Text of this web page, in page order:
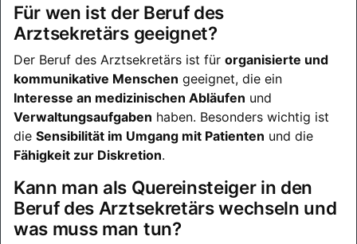
Für wen ist der Beruf des
Arztsekretärs geeignet?
Der Beruf des Arztsekretärs ist für organisierte und
kommunikative Menschen geeignet, die ein
Interesse an medizinischen Abläufen und
Verwaltungsaufgaben haben. Besonders wichtig ist
die Sensibilität im Umgang mit Patienten und die
Fähigkeit zur Diskretion.
Kann man als Quereinsteiger in den
Beruf des Arztsekretärs wechseln und
was muss man tun?